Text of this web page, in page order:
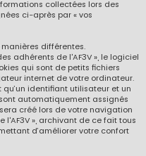
collectées lors des
ci-après par « vos
différentes.
adhérents de l'AF3V », le logiciel
qui sont de petits fichiers
internet de votre ordinateur.
identifiant utilisateur et un
automatiquement assignés
créé lors de votre navigation
l'AF3V », archivant de ce fait tous
d’améliorer votre confort